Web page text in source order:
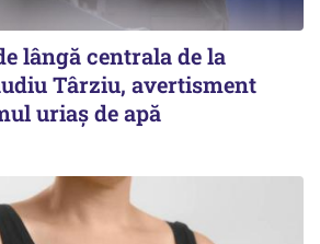
lângă centrala de la
Târziu, avertisment
uriaș de apă